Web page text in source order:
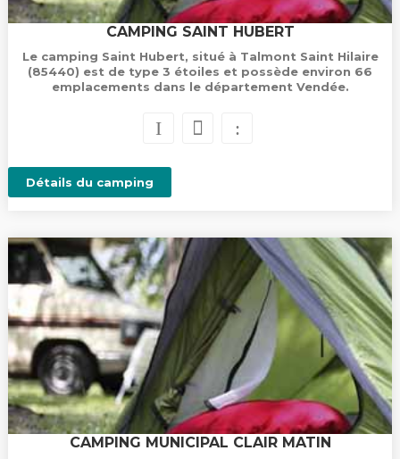
CAMPING SAINT HUBERT
Le camping Saint Hubert, situé à Talmont Saint Hilaire
(85440) est de type 3 étoiles et possède environ 66
emplacements dans le département Vendée.
Détails du camping
CAMPING MUNICIPAL CLAIR MATIN